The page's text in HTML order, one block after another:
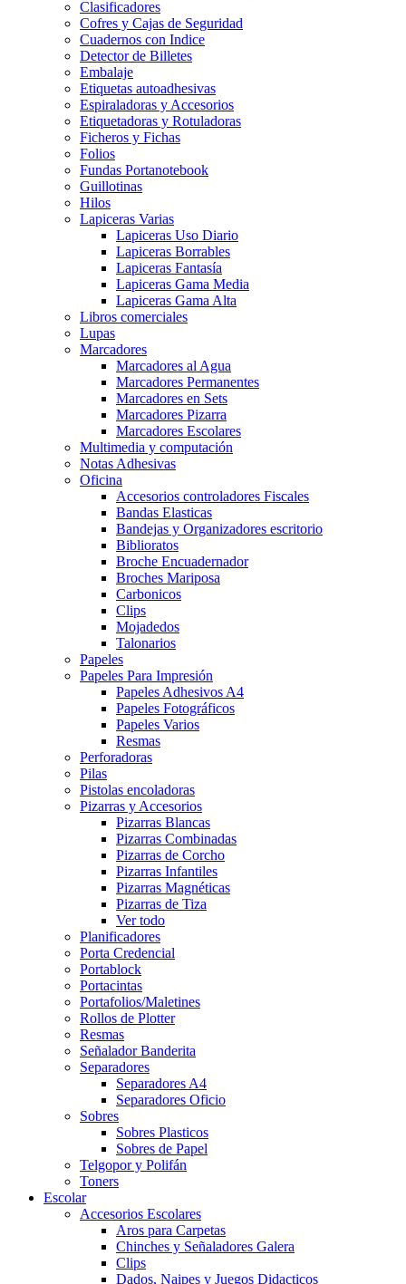
Clasificadores
Cofres y Cajas de Seguridad
Cuadernos con Indice
Detector de Billetes
Embalaje
Etiquetas autoadhesivas
Espiraladoras y Accesorios
Etiquetadoras y Rotuladoras
Ficheros y Fichas
Folios
Fundas Portanotebook
Guillotinas
Hilos
Lapiceras Varias
Lapiceras Uso Diario
Lapiceras Borrables
Lapiceras Fantasía
Lapiceras Gama Media
Lapiceras Gama Alta
Libros comerciales
Lupas
Marcadores
Marcadores al Agua
Marcadores Permanentes
Marcadores en Sets
Marcadores Pizarra
Marcadores Escolares
Multimedia y computación
Notas Adhesivas
Oficina
Accesorios controladores Fiscales
Bandas Elasticas
Bandejas y Organizadores escritorio
Biblioratos
Broche Encuadernador
Broches Mariposa
Carbonicos
Clips
Mojadedos
Talonarios
Papeles
Papeles Para Impresión
Papeles Adhesivos A4
Papeles Fotográficos
Papeles Varios
Resmas
Perforadoras
Pilas
Pistolas encoladoras
Pizarras y Accesorios
Pizarras Blancas
Pizarras Combinadas
Pizarras de Corcho
Pizarras Infantiles
Pizarras Magnéticas
Pizarras de Tiza
Ver todo
Planificadores
Porta Credencial
Portablock
Portacintas
Portafolios/Maletines
Rollos de Plotter
Resmas
Señalador Banderita
Separadores
Separadores A4
Separadores Oficio
Sobres
Sobres Plasticos
Sobres de Papel
Telgopor y Polifán
Toners
Escolar
Accesorios Escolares
Aros para Carpetas
Chinches y Señaladores Galera
Clips
Dados, Naipes y Juegos Didacticos